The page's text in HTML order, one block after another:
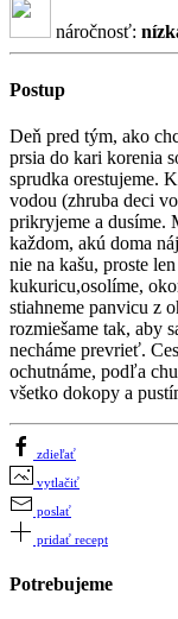
náročnosť:
Postup
Deň pred tým, ako
prsia do kari korenia
sprudka orestujeme.
vodou (zhruba deci
prikryjeme a dusíme.
každom, akú doma
nie na kašu, proste
kukuricu,osolíme,
stiahneme panvicu z
rozmiešame tak, aby
necháme prevrieť.
ochutnáme, podľa
všetko dokopy a
zdieľať
vytlačiť
poslať
pridať recept
Potrebujeme